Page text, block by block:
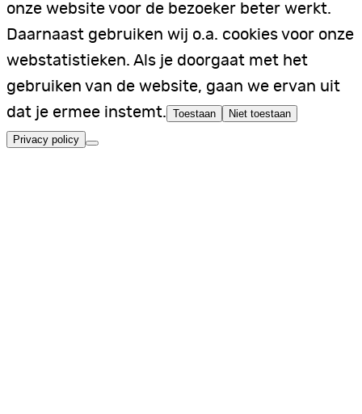
onze website voor de bezoeker beter werkt.
Daarnaast gebruiken wij o.a. cookies voor onze
webstatistieken. Als je doorgaat met het
gebruiken van de website, gaan we ervan uit
dat je ermee instemt. Toestaan Niet toestaan
Privacy policy